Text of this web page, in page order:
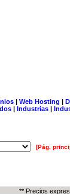
| Web Hosting |
| Industrias |
[Pág.
** Precios